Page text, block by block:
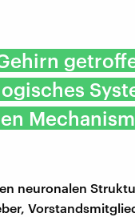
neuronalen